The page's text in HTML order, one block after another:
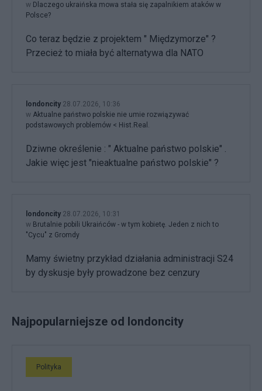
w Dlaczego ukraińska mowa stała się zapalnikiem ataków w
Polsce?
Co teraz będzie z projektem " Międzymorze" ?
Przecież to miała być alternatywa dla NATO
londoncity 28.07.2026, 10:36
w Aktualne państwo polskie nie umie rozwiązywać
podstawowych problemów < Hist.Real.
Dziwne określenie : " Aktualne państwo polskie" .
Jakie więc jest "nieaktualne państwo polskie" ?
londoncity 28.07.2026, 10:31
w Brutalnie pobili Ukraińców - w tym kobietę. Jeden z nich to
"Cycu" z Gromdy
Mamy świetny przykład działania administracji S24
by dyskusje były prowadzone bez cenzury
Najpopularniejsze od londoncity
Polityka